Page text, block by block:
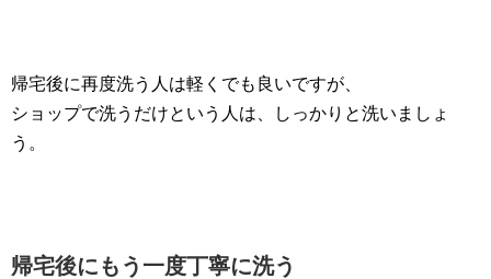
帰宅後に再度洗う人は軽くでも良いですが、
ショップで洗うだけという人は、しっかりと洗いましょ
う。
帰宅後にもう一度丁寧に洗う